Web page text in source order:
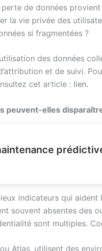
de données provient
la vie privée des
si fragmentées ?
des données
et de suivi.
cet article : lien.
peuvent-elles
indicateurs qui aident
souvent absentes des
sont multiples.
Atlas, utilisent des